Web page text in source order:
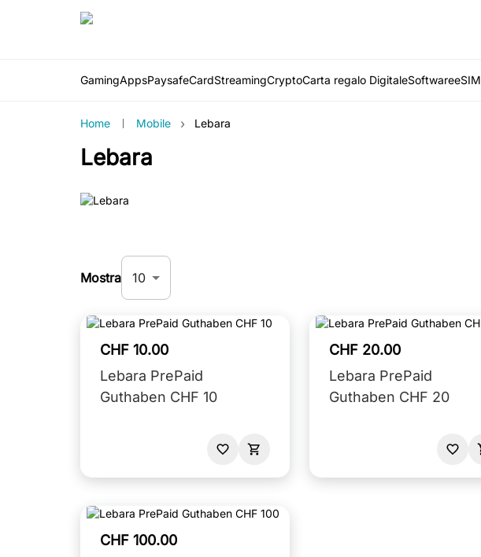
GamingAppsPaysafeCardStreamingCryptoCarta regalo DigitaleSoftwareeSIM
Home Mobile › Lebara
Lebara
Mostra 10
CHF 10.00
Lebara PrePaid
Guthaben CHF 10
CHF 20.00
Lebara PrePaid
Guthaben CHF 20
CHF 100.00